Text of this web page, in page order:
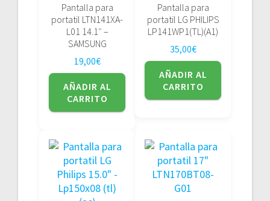
Pantalla para
portatil LTN141XA-
L01 14.1″ –
SAMSUNG
19,00€
AÑADIR AL
CARRITO
Pantalla para
portatil LG PHILIPS
LP141WP1(TL)(A1)
35,00€
AÑADIR AL
CARRITO